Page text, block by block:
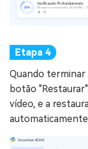
Quando terminar
botão
vídeo, e a